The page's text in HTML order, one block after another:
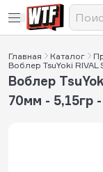
Главная Каталог
Воблер TsuYoki RIVAL
Воблер
70мм - 5,15гр